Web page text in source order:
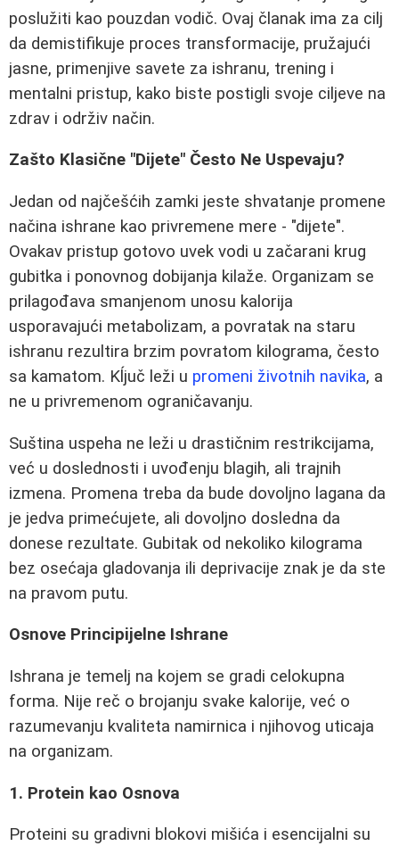
poslužiti kao pouzdan vodič. Ovaj članak ima za cilj
da demistifikuje proces transformacije, pružajući
jasne, primenjive savete za ishranu, trening i
mentalni pristup, kako biste postigli svoje ciljeve na
zdrav i održiv način.
Zašto Klasične "Dijete" Često Ne Uspevaju?
Jedan od najčešćih zamki jeste shvatanje promene
načina ishrane kao privremene mere - "dijete".
Ovakav pristup gotovo uvek vodi u začarani krug
gubitka i ponovnog dobijanja kilaže. Organizam se
prilagođava smanjenom unosu kalorija
usporavajući metabolizam, a povratak na staru
ishranu rezultira brzim povratom kilograma, često
sa kamatom. Kĺjuč leži u promeni životnih navika, a
ne u privremenom ograničavanju.
Suština uspeha ne leži u drastičnim restrikcijama,
već u doslednosti i uvođenju blagih, ali trajnih
izmena. Promena treba da bude dovoljno lagana da
je jedva primećujete, ali dovoljno dosledna da
donese rezultate. Gubitak od nekoliko kilograma
bez osećaja gladovanja ili deprivacije znak je da ste
na pravom putu.
Osnove Principijelne Ishrane
Ishrana je temelj na kojem se gradi celokupna
forma. Nije reč o brojanju svake kalorije, već o
razumevanju kvaliteta namirnica i njihovog uticaja
na organizam.
1. Protein kao Osnova
Proteini su gradivni blokovi mišića i esencijalni su